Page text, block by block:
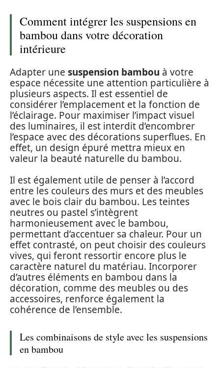
Comment intégrer les suspensions en
bambou dans votre décoration
intérieure
Adapter une suspension bambou à votre
espace nécessite une attention particulière à
plusieurs aspects. Il est essentiel de
considérer l’emplacement et la fonction de
l’éclairage. Pour maximiser l’impact visuel
des luminaires, il est interdit d’encombrer
l’espace avec des décorations superflues. En
effet, un design épuré mettra mieux en
valeur la beauté naturelle du bambou.
Il est également utile de penser à l’accord
entre les couleurs des murs et des meubles
avec le bois clair du bambou. Les teintes
neutres ou pastel s’intègrent
harmonieusement avec le bambou,
permettant d’accentuer sa chaleur. Pour un
effet contrasté, on peut choisir des couleurs
vives, qui feront ressortir encore plus le
caractère naturel du matériau. Incorporer
d’autres éléments en bambou dans la
décoration, comme des meubles ou des
accessoires, renforce également la
cohérence de l’ensemble.
Les combinaisons de style avec les suspensions
en bambou